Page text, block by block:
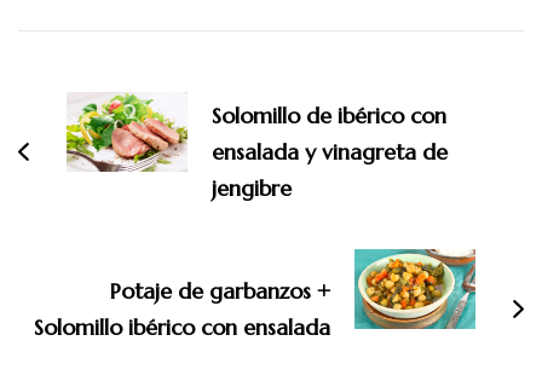
entradas
Solomillo de ibérico con
ensalada y vinagreta de
jengibre
Potaje de garbanzos +
Solomillo ibérico con ensalada